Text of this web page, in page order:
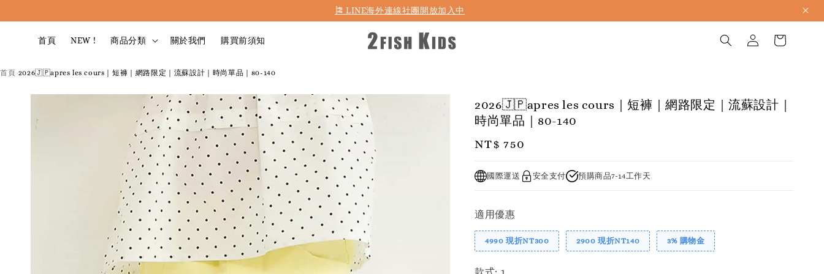
首購折50 ｜ 滿1,500 免運 ｜ 滿2,900 折140 ｜ 3%購物金
首頁 NEW ! 商品分類 關於我們 購買前須知
首頁›2026🇯🇵apres les cours｜短褲｜網路限定｜流蘇設計｜時尚單品｜80-140
2026🇯🇵apres les cours｜短褲｜網路限定｜流蘇設計｜
時尚單品｜80-140
Regular
NT$ 750
國際運送 安全支付 預購商品7-14工作天
適用優惠
4990 現折NT300 2900 現折NT140 3% 購物金